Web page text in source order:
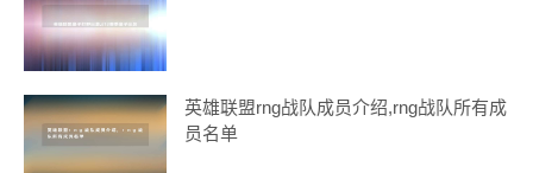
英雄联盟rng战队成员介绍,rng战队所有成
员名单